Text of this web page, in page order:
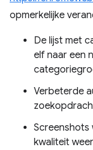
opmerkelijke
De lijst met
elf naar een
Verbeterde
Screenshots
kwaliteit